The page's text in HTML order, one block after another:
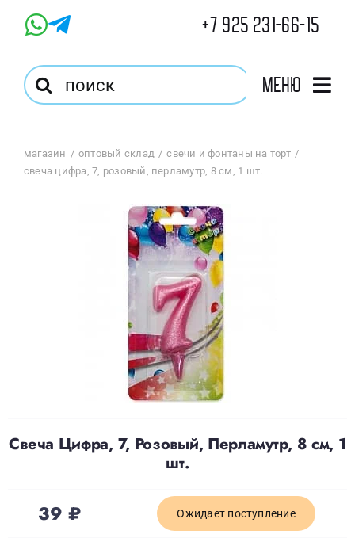
+7 925 231-66-15
Результат
поиска:
Меню
Магазин
Оптовый Магазин
О нас
магазин оптовый склад
свечи и фонтаны на торт
свеча цифра, 7, розовый, перламутр, 8 см, 1 шт.
Свеча Цифра, 7, Розовый, Перламутр, 8 см, 1
шт.
39₽ Ожидает поступление